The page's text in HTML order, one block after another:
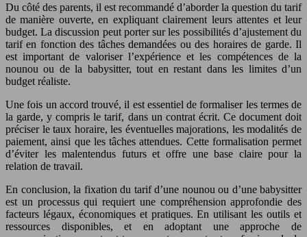
Du côté des parents, il est recommandé d’aborder la question du tarif
de manière ouverte, en expliquant clairement leurs attentes et leur
budget. La discussion peut porter sur les possibilités d’ajustement du
tarif en fonction des tâches demandées ou des horaires de garde. Il
est important de valoriser l’expérience et les compétences de la
nounou ou de la babysitter, tout en restant dans les limites d’un
budget réaliste.
Une fois un accord trouvé, il est essentiel de formaliser les termes de
la garde, y compris le tarif, dans un contrat écrit. Ce document doit
préciser le taux horaire, les éventuelles majorations, les modalités de
paiement, ainsi que les tâches attendues. Cette formalisation permet
d’éviter les malentendus futurs et offre une base claire pour la
relation de travail.
En conclusion, la fixation du tarif d’une nounou ou d’une babysitter
est un processus qui requiert une compréhension approfondie des
facteurs légaux, économiques et pratiques. En utilisant les outils et
ressources disponibles, et en adoptant une approche de